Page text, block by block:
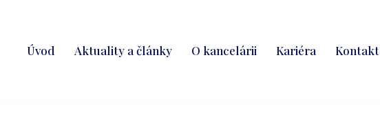
Úvod Aktuality a články O kancelárii Kariéra Kontakt